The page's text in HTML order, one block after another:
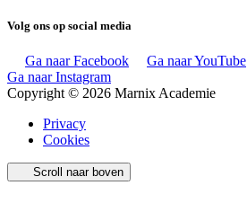
Volg ons op social media
Ga naar Facebook Ga naar YouTube
Ga naar Instagram
Copyright © 2026 Marnix Academie
Privacy
Cookies
Scroll naar boven